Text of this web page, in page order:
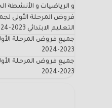
و الرياضيات و الأنشطة
فروض المرحلة الأولى
التعليم الابتدائي 2023-2024
جميع فروض المرحلة
2023-2024
جميع فروض المرحلة
2023-2024